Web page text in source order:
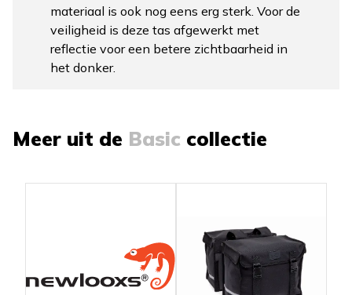
materiaal is ook nog eens erg sterk. Voor de
veiligheid is deze tas afgewerkt met
reflectie voor een betere zichtbaarheid in
het donker.
Meer uit de Basic collectie